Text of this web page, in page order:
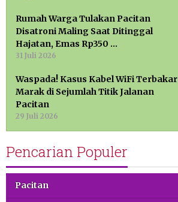
Rumah Warga Tulakan Pacitan
Disatroni Maling Saat Ditinggal
Hajatan, Emas Rp350 …
31 Juli 2026
Waspada! Kasus Kabel WiFi Terbakar
Marak di Sejumlah Titik Jalanan
Pacitan
29 Juli 2026
Pencarian Populer
Pacitan